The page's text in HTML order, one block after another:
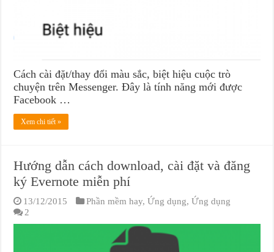
Cách cài đặt/thay đổi màu sắc, biệt hiệu cuộc trò
chuyện trên Messenger. Đây là tính năng mới được
Facebook …
Xem chi tiết »
Hướng dẫn cách download, cài đặt và đăng
ký Evernote miễn phí
13/12/2015 Phần mềm hay,Ứng dụng,Ứng dụng
2